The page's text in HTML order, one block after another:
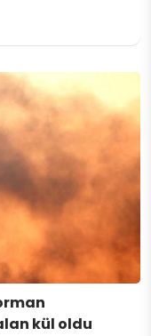
kül oldu